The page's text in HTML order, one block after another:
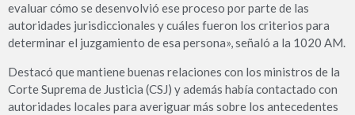
evaluar cómo se desenvolvió ese proceso por parte de las
autoridades jurisdiccionales y cuáles fueron los criterios para
determinar el juzgamiento de esa persona», señaló a la 1020 AM.
Destacó que mantiene buenas relaciones con los ministros de la
Corte Suprema de Justicia (CSJ) y además había contactado con
autoridades locales para averiguar más sobre los antecedentes